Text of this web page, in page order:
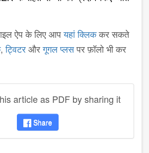
ऐप के लिए आपयहां क्लिककर सकते
,ट्विटरऔरगूगल प्लसपर फ़ॉलो भी कर
article as PDF by sharing it
Share